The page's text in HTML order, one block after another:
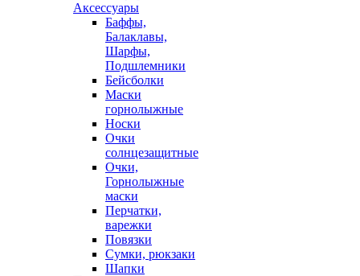
Аксессуары
Баффы,
Балаклавы,
Шарфы,
Подшлемники
Бейсболки
Маски
горнолыжные
Носки
Очки
солнцезащитные
Очки,
Горнолыжные
маски
Перчатки,
варежки
Повязки
Сумки, рюкзаки
Шапки